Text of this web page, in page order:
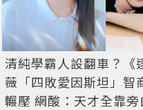
清純學霸人設翻車？《
薇「四敗愛因斯坦」智
輾壓 網酸：天才全靠旁